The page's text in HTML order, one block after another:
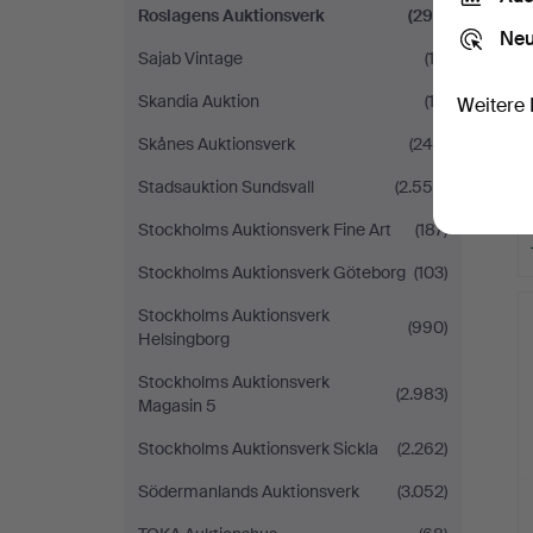
Roslagens Auktionsverk
(292)
Sajab Vintage
(12)
Skandia Auktion
(13)
Skånes Auktionsverk
(245)
Stadsauktion Sundsvall
(2.555)
Stockholms Auktionsverk Fine Art
(187)
Stockholms Auktionsverk Göteborg (103)
Stockholms Auktionsverk
Helsingborg
(990)
Stockholms Auktionsverk
Magasin 5
(2.983)
Stockholms Auktionsverk Sickla
(2.262)
Södermanlands Auktionsverk
(3.052)
Weitere